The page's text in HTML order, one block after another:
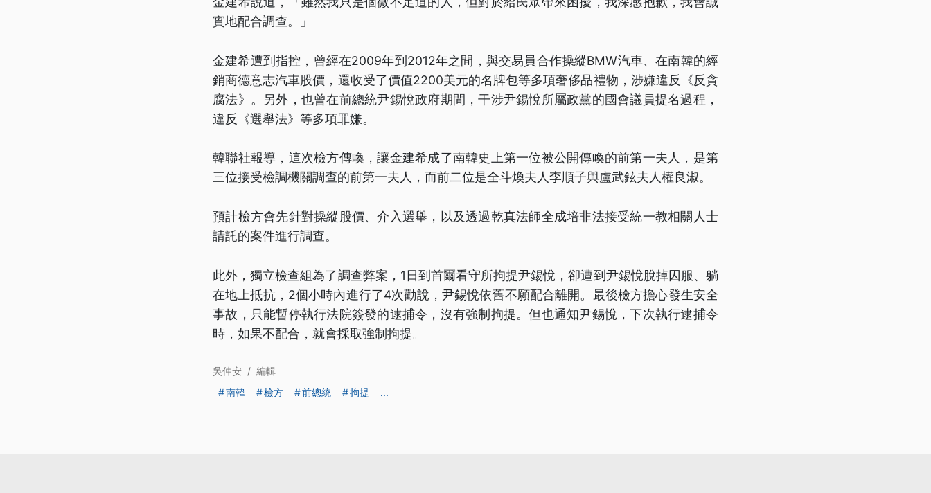
實地配合調查。」
金建希遭到指控，曾經在2009年到2012年之間，與交易員合作操縱BMW汽車、在南韓的經
銷商德意志汽車股價，還收受了價值2200美元的名牌包等多項奢侈品禮物，涉嫌違反《反貪
腐法》。另外，也曾在前總統尹錫悅政府期間，干涉尹錫悅所屬政黨的國會議員提名過程，
違反《選舉法》等多項罪嫌。
韓聯社報導，這次檢方傳喚，讓金建希成了南韓史上第一位被公開傳喚的前第一夫人，是第
三位接受檢調機關調查的前第一夫人，而前二位是全斗煥夫人李順子與盧武鉉夫人權良淑。
預計檢方會先針對操縱股價、介入選舉，以及透過乾真法師全成培非法接受統一教相關人士
請託的案件進行調查。
此外，獨立檢查組為了調查弊案，1日到首爾看守所拘提尹錫悅，卻遭到尹錫悅脫掉囚服、躺
在地上抵抗，2個小時內進行了4次勸說，尹錫悅依舊不願配合離開。最後檢方擔心發生安全
事故，只能暫停執行法院簽發的逮捕令，沒有強制拘提。但也通知尹錫悅，下次執行逮捕令
時，如果不配合，就會採取強制拘提。
吳仲安 / 編輯
南韓
檢方 前總統 拘提 ...